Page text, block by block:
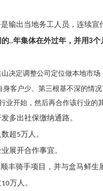
输出当地务工人员，连续宣
的..年集体在外过年，并用3个
决定调整公司定位做本地市场
客户少、第三根基不深的情
开始，然后再合作该行业的
多出社保缴纳通路。
超 5万人。
展开合作事宜。
丰骑手项目，并与盒马鲜生
10万人。